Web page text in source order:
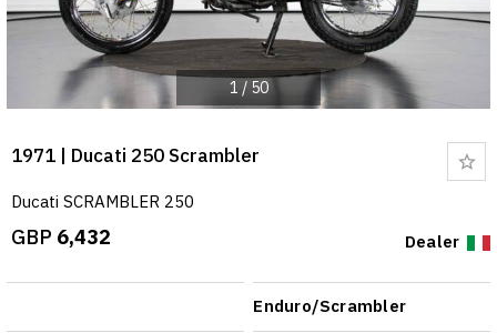
1 / 50
1971 | Ducati 250 Scrambler
Ducati SCRAMBLER 250
GBP 6,432 Dealer
Enduro/Scrambler